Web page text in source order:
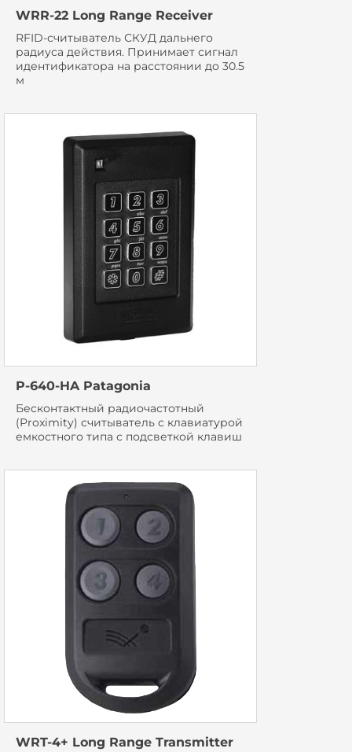
WRR-22 Long Range Receiver
RFID-считыватель СКУД дальнего
радиуса действия. Принимает сигнал
идентификатора на расстоянии до 30.5
м
P-640-HA Patagonia
Бесконтактный радиочастотный
(Proximity) считыватель с клавиатурой
емкостного типа с подсветкой клавиш
WRT-4+ Long Range Transmitter